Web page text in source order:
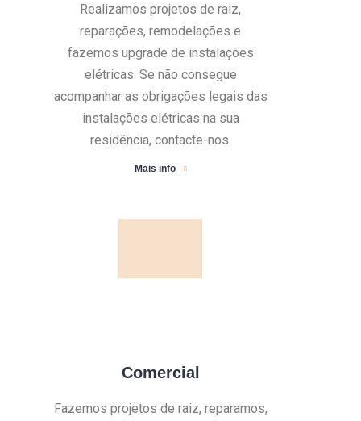
Realizamos projetos de raiz,
reparações, remodelações e
fazemos upgrade de instalações
elétricas. Se não consegue
acompanhar as obrigações legais das
instalações elétricas na sua
residência, contacte-nos.
Mais info
Comercial
Fazemos projetos de raiz, reparamos,